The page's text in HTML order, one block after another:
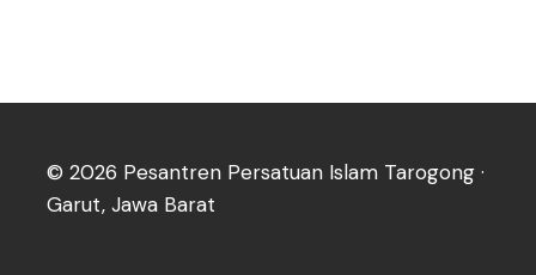
© 2026 Pesantren Persatuan Islam Tarogong ·
Garut, Jawa Barat